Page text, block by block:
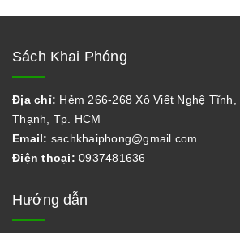
Sách Khai Phóng
Địa chỉ: Hẻm 266-268 Xô Viết Nghệ Tĩnh,
Thạnh, Tp. HCM
Email: sachkhaiphong@gmail.com
Điện thoại: 0937481636
Hướng dẫn